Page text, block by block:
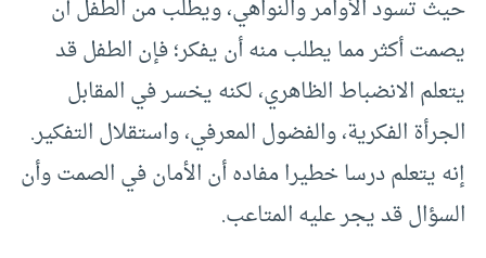
حيث تسود الأوامر والنواهي، ويطلب من الطفل أن
يصمت أكثر مما يطلب منه أن يفكر؛ فإن الطفل قد
يتعلم الانضباط الظاهري، لكنه يخسر في المقابل
الجرأة الفكرية، والفضول المعرفي، واستقلال التفكير.
إنه يتعلم درسا خطيرا مفاده أن الأمان في الصمت وأن
السؤال قد يجر عليه المتاعب.